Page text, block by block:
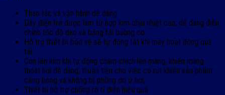
Thao tác và vận hành dễ dàng
Dây điện trở được làm từ hợp kim chịu nhiệt cao, dễ dàng điều
chỉnh tốc độ dao và băng tải buồng co.
Hỗ trợ thiết bị bảo vệ sẽ tự động tắt khi máy hoạt động quá
tải
Con lăn kim khi tự động châm chích lên màng, khiến màng
thoát hơi dễ dàng, thuận tiện cho việc co rút khiến sản phẩm
căng bóng và không bị phồng do ứ hơi,
Thiết bị hỗ trợ chống rò rỉ điện hiệu quả